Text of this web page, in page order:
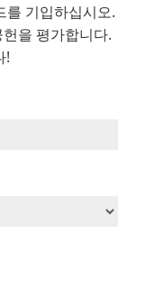
를 기입하십시오.
을 평가합니다.
!